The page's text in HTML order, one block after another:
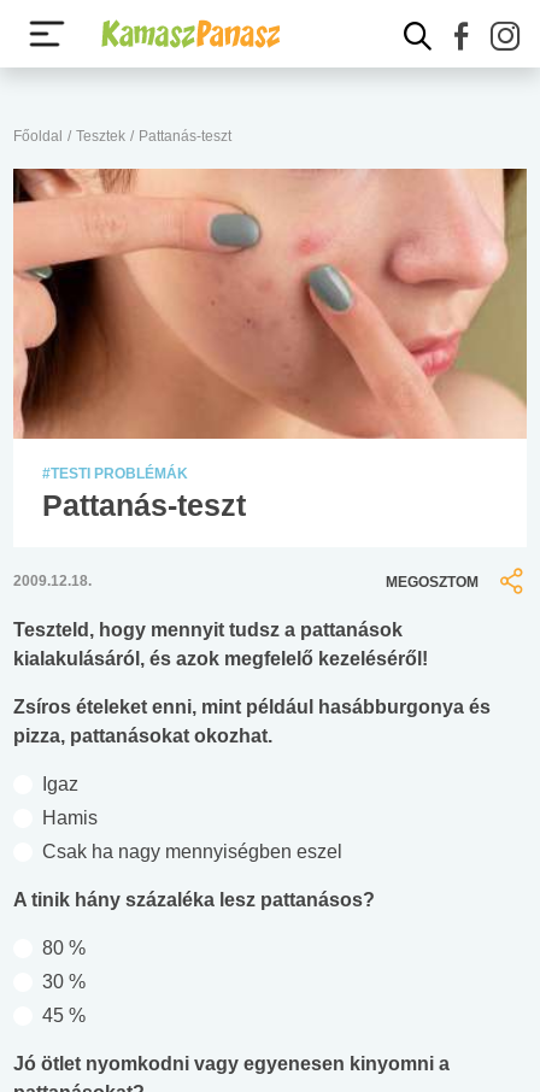
Főoldal / Tesztek / Pattanás-teszt
#TESTI PROBLÉMÁK
Pattanás-teszt
2009.12.18. MEGOSZTOM
Teszteld, hogy mennyit tudsz a pattanások
kialakulásáról, és azok megfelelő kezeléséről!
Zsíros ételeket enni, mint például hasábburgonya és
pizza, pattanásokat okozhat.
Igaz
Hamis
Csak ha nagy mennyiségben eszel
A tinik hány százaléka lesz pattanásos?
80 %
30 %
45 %
Jó ötlet nyomkodni vagy egyenesen kinyomni a